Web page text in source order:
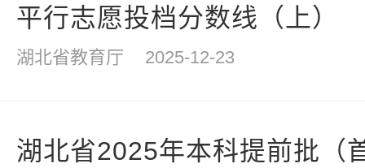
平行志愿投档分数线（上）
湖北省教育厅 2025-12-23
湖北省2025年本科提前批（